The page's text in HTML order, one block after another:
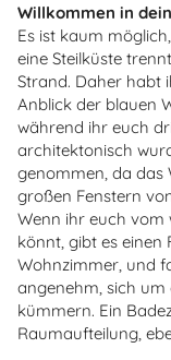
Willkommen in
Es ist kaum
eine Steilküste
Strand. Daher habt
Anblick der blauen
während ihr euch
architektonisch
genommen, da das
großen Fenstern
Wenn ihr euch vom
könnt, gibt es einen
Wohnzimmer, und
angenehm, sich um
kümmern. Ein
Raumaufteilung,